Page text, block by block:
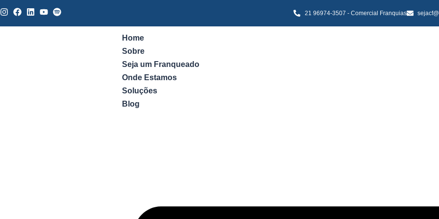
21 96974-3507 - Comercial Franquias
Home
Sobre
Seja um Franqueado
Onde Estamos
Soluções
Blog